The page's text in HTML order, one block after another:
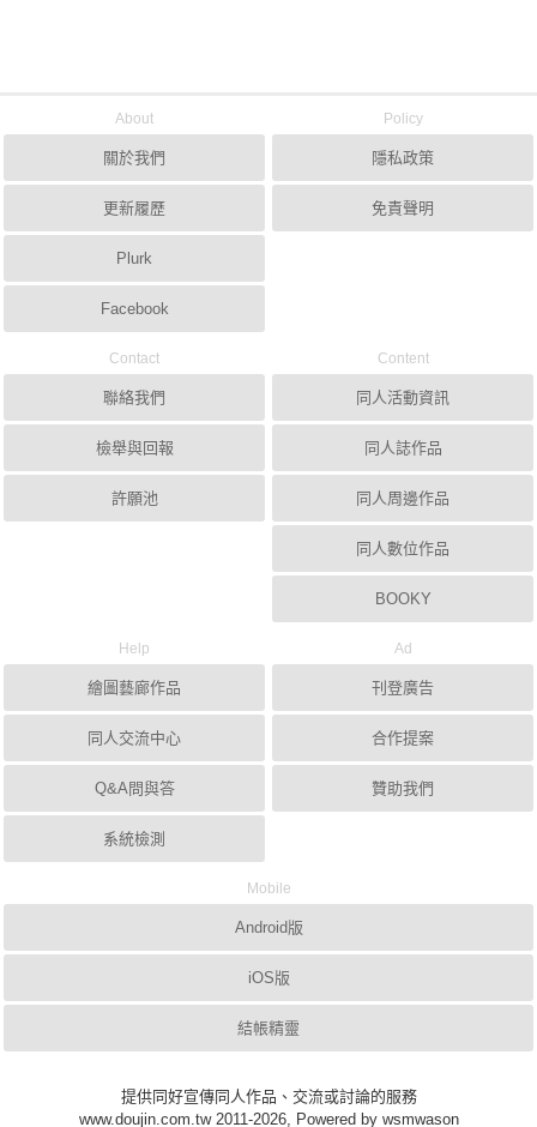
About
關於我們
更新履歷
Plurk
Facebook
Policy
隱私政策
免責聲明
Contact
聯絡我們
檢舉與回報
許願池
Content
同人活動資訊
同人誌作品
同人周邊作品
同人數位作品
BOOKY
Help
繪圖藝廊作品
同人交流中心
Q&A問與答
系統檢測
Ad
刊登廣告
合作提案
贊助我們
Mobile
Android版
iOS版
結帳精靈
提供同好宣傳同人作品、交流或討論的服務
www.doujin.com.tw 2011-2026, Powered by wsmwason